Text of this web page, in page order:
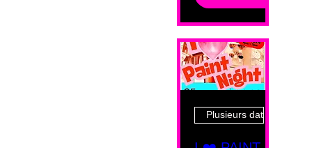
Plusieurs dates